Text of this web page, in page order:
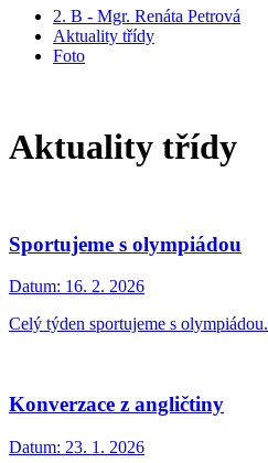
2. B - Mgr. Renáta Petrová
Aktuality třídy
Foto
Aktuality třídy
Sportujeme s olympiádou
Datum: 16. 2. 2026
Celý týden sportujeme s olympiádou.
Konverzace z angličtiny
Datum: 23. 1. 2026